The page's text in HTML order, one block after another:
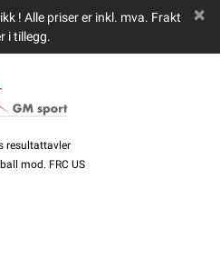
! Alle priser er inkl. mva. Frakt
i tillegg.
resultattavler
mod. FRC US